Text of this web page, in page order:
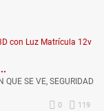
SE VE, SEGURIDAD
119
0